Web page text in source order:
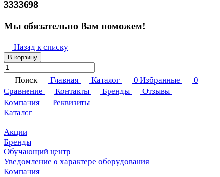
3333698
Мы обязательно Вам поможем!
Назад к списку
В корзину
Поиск Главная Каталог 0 Избранные
0
Сравнение
Контакты Бренды
Отзывы
Компания
Реквизиты
Каталог
Акции
Бренды
Обучающий центр
Уведомление о характере оборудования
Компания